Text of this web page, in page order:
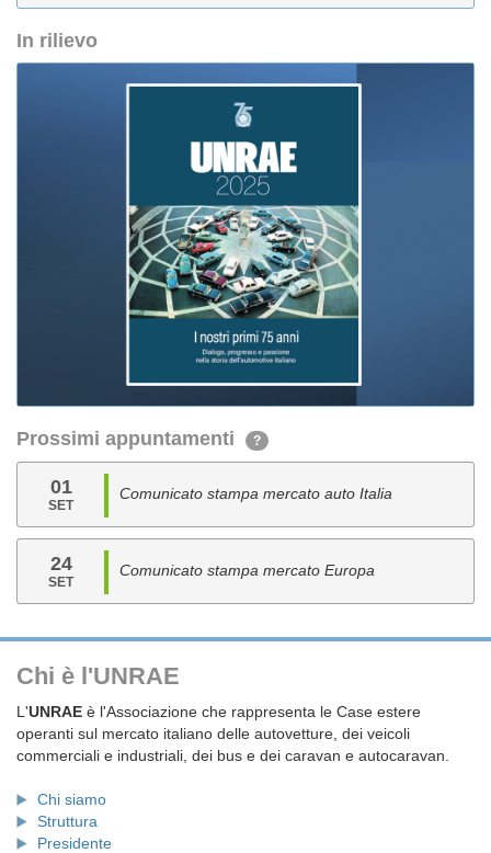
In rilievo
Prossimi appuntamenti ?
01
SET
Comunicato stampa mercato auto Italia
24
SET
Comunicato stampa mercato Europa
Chi è l'UNRAE
L'UNRAE è l'Associazione che rappresenta le Case estere
operanti sul mercato italiano delle autovetture, dei veicoli
commerciali e industriali, dei bus e dei caravan e autocaravan.
Chi siamo
Struttura
Presidente